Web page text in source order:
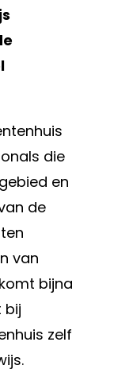
die
en
de
van
bijna
bij
zelf